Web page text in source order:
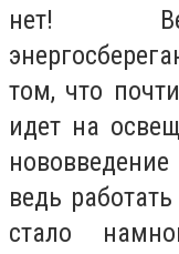
нет!
том, что
идет на
ведь
стало